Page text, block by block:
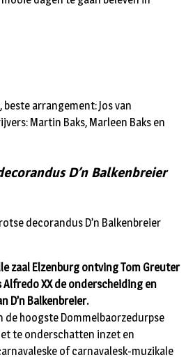
arrangement: Jos van
Martin Baks, Marleen Baks en
D’n Balkenbreier
decorandus D’n Balkenbreier
zaal Elzenburg ontving Tom Greuter
Alfredo XX de onderscheiding en
D’n Balkenbreier.
de hoogste Dommelbaorzedurpse
te onderschatten inzet en
of carnavalesk-muzikale